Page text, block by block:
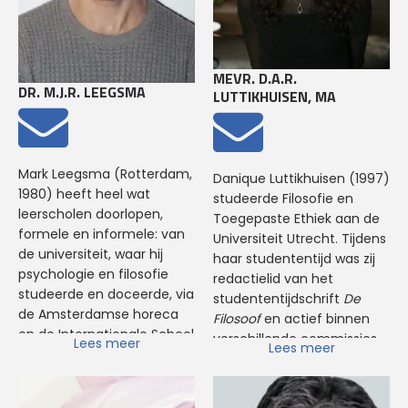
aan het Veluws College
Walterbosch te Apeldoorn.
Bij de HTF is Martijn
werkzaam als coördinator
van de afstudeerrichting
Onderwijs (docentopleiding
Filosofie en Burgerschap)
en docent.
gebaseerde benadering
de economie geformuleerd,
leidt tot een herinterpretatie
van concepten als rijkdom en
armoede. Bij de HTF is Arjo
Klamer docent binnen de
Bachelor en (Pre)master
aandachtsveld Economie &
Duurzaamheid.
DR. M.J.R. LEEGSMA
Mark Leegsma (Rotterdam,
1980) heeft heel wat
leerscholen doorlopen,
formele en informele: van
de universiteit, waar hij
psychologie en filosofie
studeerde en doceerde, via
de Amsterdamse horeca
en de Internationale School
voor Wijsbegeerte, tot een
filosofisch promotie-
onderzoek naar
Lees meer
MEVR. D.A.R.
LUTTIKHUISEN, MA
Danique Luttikhuisen (1997)
studeerde Filosofie en
Toegepaste Ethiek aan de
Universiteit Utrecht. Tijdens
haar studententijd was zij
redactielid van het
studententijdschrift De
Filosoofen actief binnen
verschillende commissies,
Café en de
onderwijsinnovatiedenktank
Lees meer